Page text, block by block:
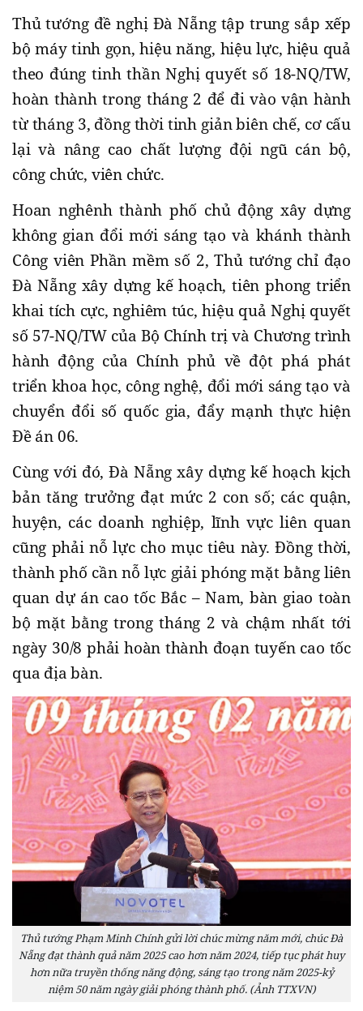
Thủ tướng đề nghị Đà Nẵng tập trung sắp xếp
bộ máy tinh gọn, hiệu năng, hiệu lực, hiệu quả
theo đúng tinh thần Nghị quyết số 18-NQ/TW,
hoàn thành trong tháng 2 để đi vào vận hành
từ tháng 3, đồng thời tinh giản biên chế, cơ cấu
lại và nâng cao chất lượng đội ngũ cán bộ,
công chức, viên chức.
Hoan nghênh thành phố chủ động xây dựng
không gian đổi mới sáng tạo và khánh thành
Công viên Phần mềm số 2, Thủ tướng chỉ đạo
Đà Nẵng xây dựng kế hoạch, tiên phong triển
khai tích cực, nghiêm túc, hiệu quả Nghị quyết
số 57-NQ/TW của Bộ Chính trị và Chương trình
hành động của Chính phủ về đột phá phát
triển khoa học, công nghệ, đổi mới sáng tạo và
chuyển đổi số quốc gia, đẩy mạnh thực hiện
Đề án 06.
Cùng với đó, Đà Nẵng xây dựng kế hoạch kịch
bản tăng trưởng đạt mức 2 con số; các quận,
huyện, các doanh nghiệp, lĩnh vực liên quan
cũng phải nỗ lực cho mục tiêu này. Đồng thời,
thành phố cần nỗ lực giải phóng mặt bằng liên
quan dự án cao tốc Bắc – Nam, bàn giao toàn
bộ mặt bằng trong tháng 2 và chậm nhất tới
ngày 30/8 phải hoàn thành đoạn tuyến cao tốc
qua địa bàn.
Thủ tướng Phạm Minh Chính gửi lời chúc mừng năm mới, chúc Đà
Nẵng đạt thành quả năm 2025 cao hơn năm 2024, tiếp tục phát huy
hơn nữa truyền thống năng động, sáng tạo trong năm 2025-kỷ
niệm 50 năm ngày giải phóng thành phố. (Ảnh TTXVN)